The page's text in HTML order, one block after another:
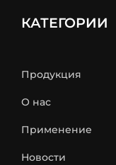
КАТЕГОРИИ
Продукция
О нас
Применение
Новости